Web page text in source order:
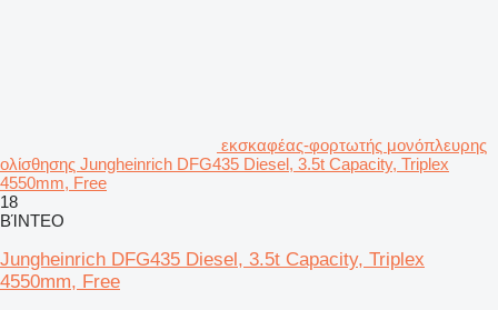
εκσκαφέας-φορτωτής μονόπλευρης
ολίσθησης Jungheinrich DFG435 Diesel, 3.5t Capacity, Triplex
4550mm, Free
18
ΒΊΝΤΕΟ
Jungheinrich DFG435 Diesel, 3.5t Capacity, Triplex
4550mm, Free